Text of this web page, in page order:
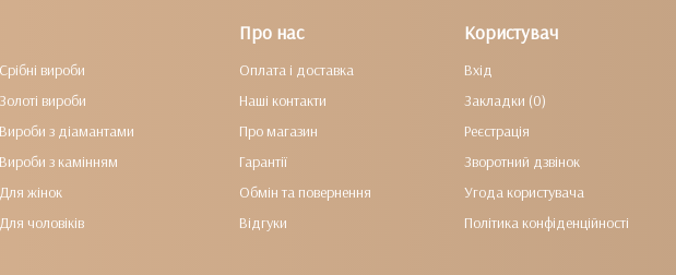
Срібні вироби
Золоті вироби
Вироби з діамантами
Вироби з камінням
Для жінок
Для чоловіків
Про нас
Оплата і доставка
Наші контакти
Про магазин
Гарантії
Обмін та повернення
Відгуки
Користувач
Вхід
Закладки (0)
Реєстрація
Зворотний дзвінок
Угода користувача
Політика конфіденційності